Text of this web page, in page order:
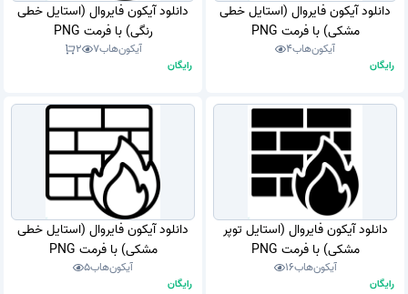
دانلود آیکون فایروال (استایل خطی
مشکی) با فرمت PNG
آیکون‌هاب4
رایگان
دانلود آیکون فایروال (استایل خطی
رنگی) با فرمت PNG
آیکون‌هاب7
2
رایگان
دانلود آیکون فایروال (استایل توپر
مشکی) با فرمت PNG
آیکون‌هاب16
رایگان
دانلود آیکون فایروال (استایل خطی
مشکی) با فرمت PNG
آیکون‌هاب5
رایگان